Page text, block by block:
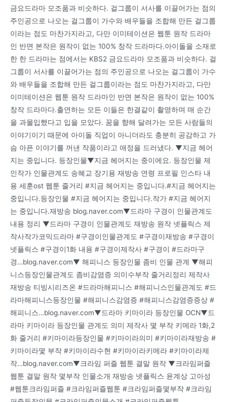
금요드라마 모조품과 비슷하다. 걸그룹이 서사를 이끌어가는 점의
주인공으로 나오는 걸그룹이 가수와 배우들을 조합해 만든 걸그룹
이라는 점도 마찬가지라고, 다만 이미테이션은 웹툰 원작 드라마
인 반면 본작은 원작이 없는 100% 창작 드라마다.아이돌을 소재로
한 한 드라마는 점에서는 KBS2 금요드라마 모조품과 비슷하다. 걸
그룹이 서사를 이끌어가는 점의 주인공으로 나오는 걸그룹이 가수
와 배우들을 조합해 만든 걸그룹이라는 점도 마찬가지라고, 다만
이미테이션은 웹툰 원작 드라마인 반면 본작은 원작이 없는 100%
창작 드라마다.출연하는 모든 이들은 한결같이 촬영하며 매 순간
을 과몰입했다고 입을 모았다. 꿈을 향해 달려가는 모든 사람들의
이야기이기 때문에 아이돌 직업이 아니더라도 충분히 공감하고 가
슴 아픈 이야기를 꺼낸 작품이라고 애정을 드러냈다. ▼지금 헤어
지는 중입니다. 등장인물▼지금 헤어지는 중이에요. 등장인물 제
인작가 인물관계도 송혜교 장기용 재방송 연령 프로필 인스타 내
용 세훈ost 웹툰 줄거리 #지금 헤어지는 중입니다.#지금 헤어지는
중입니다.등장인물 #지금 헤어지는 중입니다.작가 #지금 헤어지
는 중입니다.재방송 blog.naver.com▼드라마 구경이 인물관계도
내용 정리 ▼드라마 구경이 인물관계도 재방송 원작 넷플릭스 제
작사작가코믹드라마 #구경이인물관계도 #구경이재방송 #구경이
넷플릭스 #구경이1화 내용 #구경이제작사 #구경이 #드라마구
경…blog.naver.com▼ 해피니스 등장인물 좀비 인물 관계 ▼해피
니스등장인물관계도 좀비감염증 의미수부작 줄거리정리 제작사
재방송 티빙시리즈온 #드라마해피니스 #해피니스인물관계도 #드
라마해피니스등장인물 #해피니스감염증 #해피니스감염증증상 #
해피니스…blog.naver.com▼드라마 키마이라 등장인물 OCN▼드
라마 키마이라 등장인물 관계도 의미 제작사 몇 부작 키메라 1화,2
화 줄거리 #키마이라등장인물 #키마이라의미 #키마이라재방송 #
키마이라몇 부작 #키마이라수현 #키마이라키메라 #키마이라제
작…blog.naver.com▼크라임 퍼즐 웹툰 결말 원작 ▼크라임퍼즐
웹툰 결말 원작 몇부작 인물소개 재방송 넷플릭스 윤계상 고아성
#웹툰크라임퍼즐 #크라임퍼즐웹툰 #크라임퍼즐몇부작 #크라임